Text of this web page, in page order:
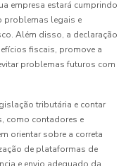
empresa estará cumprindo
problemas legais e
Além disso, a declaração
fiscais, promove a
problemas futuros com
tributária e contar
como contadores e
orientar sobre a correta
de plataformas de
e envio adequado da